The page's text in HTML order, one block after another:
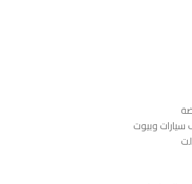
سيارات وبيوت